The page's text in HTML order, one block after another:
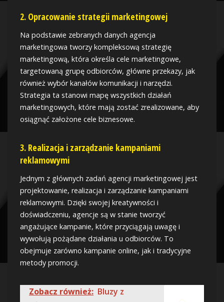
2. Opracowanie strategii marketingowej
Na podstawie zebranych danych agencja
marketingowa tworzy kompleksową strategię
marketingową, która określa cele marketingowe,
targetowaną grupę odbiorców, główne przekazy, jak
również wybór kanałów komunikacji i narzędzi.
Strategia ta stanowi mapę wszystkich działań
marketingowych, które mają zostać zrealizowane, aby
osiągnąć założone cele biznesowe.
3. Realizacja i zarządzanie kampaniami
reklamowymi
Jednym z głównych zadań agencji marketingowej jest
projektowanie, realizacja i zarządzanie kampaniami
reklamowymi. Dzięki swojej kreatywności i
doświadczeniu, agencje są w stanie tworzyć
angażujące kampanie, które przyciągają uwagę i
wywołują pożądane działania u odbiorców. To
obejmuje zarówno kampanie online, jak i tradycyjne
metody promocji.
Zobacz również: Bluzy z